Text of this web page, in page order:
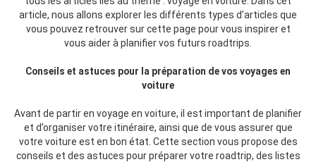
article, nous allons explorer les différents types d’articles que
vous pouvez retrouver sur cette page pour vous inspirer et
vous aider à planifier vos futurs roadtrips.
Conseils et astuces pour la préparation de vos voyages en
voiture
Avant de partir en voyage en voiture, il est important de planifier
et d’organiser votre itinéraire, ainsi que de vous assurer que
votre voiture est en bon état. Cette section vous propose des
conseils et des astuces pour préparer votre roadtrip, des listes